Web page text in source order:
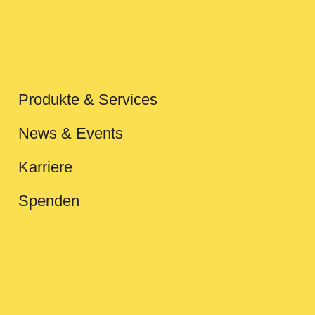
Produkte & Services
News & Events
Karriere
Spenden